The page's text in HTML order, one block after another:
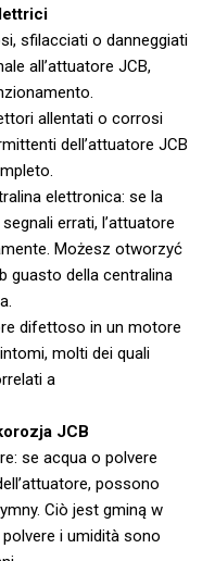
sfilacciati o danneggiati
all’attuatore JCB,
allentati o corrosi
dell’attuatore JCB
elettronica: se la
errati, l’attuatore
Możesz otworzyć
guasto della centralina
difettoso in un motore
molti dei quali
a
JCB
se acqua o polvere
possono
Ciò jest gminą w
i umidità sono